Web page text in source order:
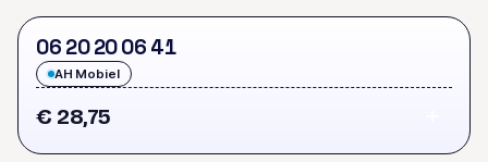
06 202006 41
AH Mobiel
€ 28,75